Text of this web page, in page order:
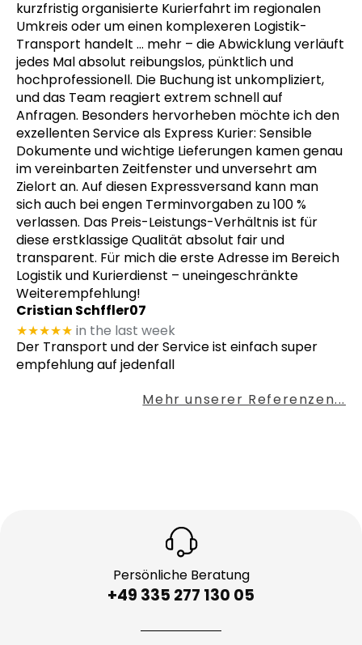
kurzfristig organisierte Kurierfahrt im regionalen
Umkreis oder um einen komplexeren Logistik-
Transport handelt … mehr – die Abwicklung verläuft
jedes Mal absolut reibungslos, pünktlich und
hochprofessionell. Die Buchung ist unkompliziert,
und das Team reagiert extrem schnell auf
Anfragen. Besonders hervorheben möchte ich den
exzellenten Service als Express Kurier: Sensible
Dokumente und wichtige Lieferungen kamen genau
im vereinbarten Zeitfenster und unversehrt am
Zielort an. Auf diesen Expressversand kann man
sich auch bei engen Terminvorgaben zu 100 %
verlassen. Das Preis-Leistungs-Verhältnis ist für
diese erstklassige Qualität absolut fair und
transparent. Für mich die erste Adresse im Bereich
Logistik und Kurierdienst – uneingeschränkte
Weiterempfehlung!
Cristian Schffler07
★★★★★ in the last week
Der Transport und der Service ist einfach super
empfehlung auf jedenfall
Mehr unserer Referenzen...
Persönliche Beratung
+49 335 277 130 05